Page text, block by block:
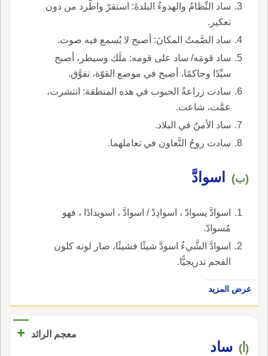
ساد النِّظامُ والهدوءُ البلدةَ: استقرّ واطّرد من دون
تعكير.
ساد الصَّمتُ المكانَ: أصبح لا يُسمع فيه صوت.
ساد قومَه/ ساد على قومه: ملَك وسيطر، أصبح
سيِّدًا وحاكمًا، أصبح في موضع القوّة، تفوَّق.
سادت زراعةُ الحبوب في هذه المنطقة: انتشرت،
عمَّت، شاعت.
ساد الأمنُ في البلاد.
سادت روحُ التَّعاون في تعاملهما.
(ب) اسوادَّ
اسوادَّ يسوادّ ، اسوادِدْ / اسوادَّ ، اسويدادًا ، فهو
مُسوادّ.
اسوادَّ الشَّيءُ اسودَّ شيئًا فشيئًا، صار لونه كلون
الفحم تدريجيًّا.
عرض المزيد
معجم الرائد +
(أ) ساد